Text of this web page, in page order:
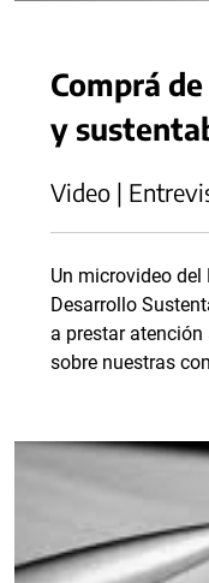
Comprá
y
Video |
Un microvideo
Desarrollo
a prestar
sobre nuestras